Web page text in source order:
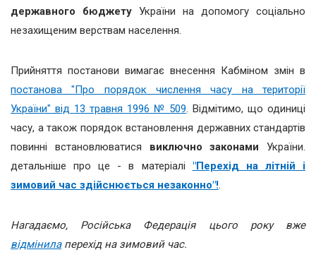
державного бюджету України на допомогу соціально
незахищеним верствам населення.
Прийняття постанови вимагає внесення Кабміном змін в
постанова "Про порядок числення часу на території
України" від 13 травня 1996 № 509. Відмітимо, що одиниці
часу, а також порядок встановлення державних стандартів
повинні встановлюватися виключно законами України.
детальніше про це - в матеріалі "Перехід на літній і
зимовий час здійснюється незаконно"!.
Нагадаємо, Російська Федерація цього року вже
відмінилаперехід на зимовий час.